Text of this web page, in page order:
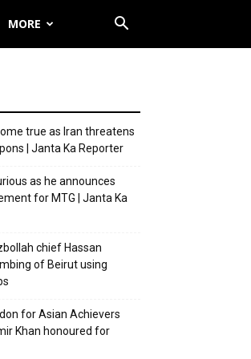
MORE
true as Iran threatens
| Janta Ka Reporter
as he announces
for MTG | Janta Ka
chief Hassan
of Beirut using
for Asian Achievers
Khan honoured for